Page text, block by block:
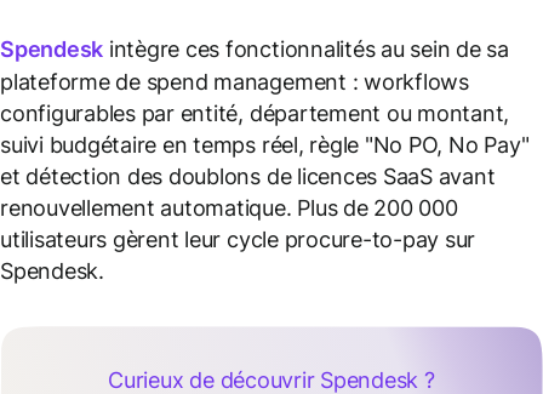
Spendesk intègre ces fonctionnalités au sein de sa
plateforme de spend management : workflows
configurables par entité, département ou montant,
suivi budgétaire en temps réel, règle "No PO, No Pay"
et détection des doublons de licences SaaS avant
renouvellement automatique. Plus de 200 000
utilisateurs gèrent leur cycle procure-to-pay sur
Spendesk.
Curieux de découvrir Spendesk ?